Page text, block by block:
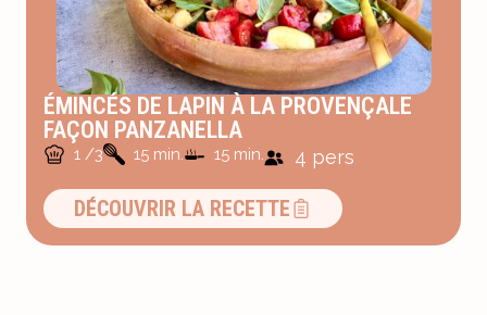
ÉMINCÉS DE LAPIN À LA PROVENÇALE
FAÇON PANZANELLA
1 /3 15 min. 15 min. 4 pers
DÉCOUVRIR LA RECETTE